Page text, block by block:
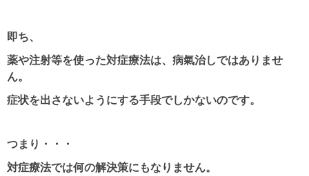
即ち、
薬や注射等を使った対症療法は、病氣治しではありませ
ん。
症状を出さないようにする手段でしかないのです。
つまり・・・
対症療法では何の解決策にもなりません。